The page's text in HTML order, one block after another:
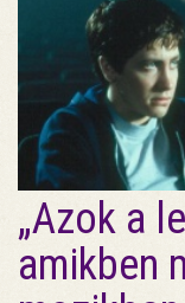
„Azok a
amikben